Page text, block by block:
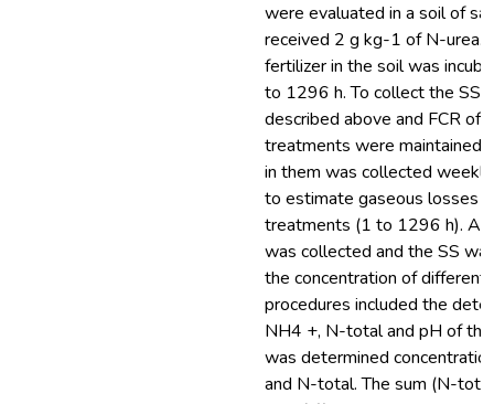
were evaluated in a soil of
received 2 g kg-1 of N-urea.
fertilizer in the soil was
to 1296 h. To collect the SS
described above and FCR of
treatments were maintained
in them was collected
to estimate gaseous losses
treatments (1 to 1296 h).
was collected and the SS
the concentration of different
procedures included the
NH4 +, N-total and pH of the
was determined
and N-total. The sum (N-